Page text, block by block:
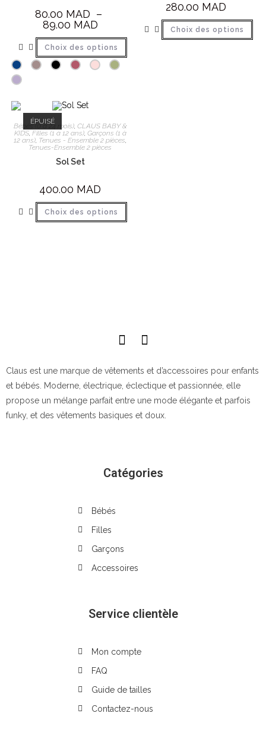
80.00 MAD –
89.00 MAD
Choix des options
280.00 MAD
Choix des options
ÉPUISÉ
Bébés (0 à 24 mois), CLAUS BABY &
KIDS, Filles (1 à 12 ans), Garçons (1 à
12 ans), Tenues - Ensemble 2 pièces,
Tenues-Ensemble 2 pièces
Sol Set
400.00 MAD
Choix des options
Claus est une marque de vêtements et d’accessoires pour enfants
et bébés. Moderne, électrique, éclectique et passionnée, elle
propose un mélange parfait entre une mode élégante et parfois
funky, et des vêtements basiques et doux.
Catégories
Bébés
Filles
Garçons
Accessoires
Service clientèle
Mon compte
FAQ
Guide de tailles
Contactez-nous